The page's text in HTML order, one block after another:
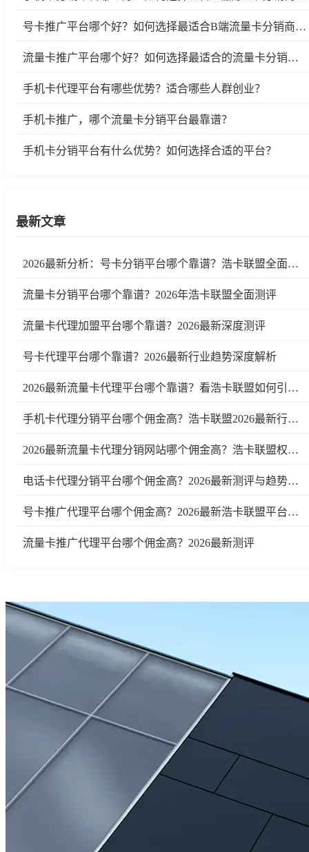
号卡推广平台哪个好？如何选择最适合B端流量卡分销商的号卡推广平台？
流量卡推广平台哪个好？如何选择最适合的流量卡分销平台
手机卡代理平台有哪些优势？适合哪些人群创业？
手机卡推广，哪个流量卡分销平台最靠谱？
手机卡分销平台有什么优势？如何选择合适的平台？
最新文章
2026最新分析：号卡分销平台哪个靠谱？浩卡联盟全面测评
流量卡分销平台哪个靠谱？2026年浩卡联盟全面测评
流量卡代理加盟平台哪个靠谱？2026最新深度测评
号卡代理平台哪个靠谱？2026最新行业趋势深度解析
2026最新流量卡代理平台哪个靠谱？看浩卡联盟如何引领行业变革
手机卡代理分销平台哪个佣金高？浩卡联盟2026最新行业测评及趋势分析
2026最新流量卡代理分销网站哪个佣金高？浩卡联盟权威测评
电话卡代理分销平台哪个佣金高？2026最新测评与趋势分析
号卡推广代理平台哪个佣金高？2026最新浩卡联盟平台测评与行业分析
流量卡推广代理平台哪个佣金高？2026最新测评